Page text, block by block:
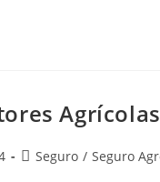
Agrícolas
Seguro / Seguro